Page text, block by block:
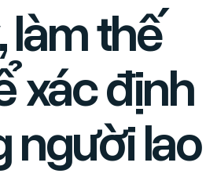
làm thế
xác định
người lao